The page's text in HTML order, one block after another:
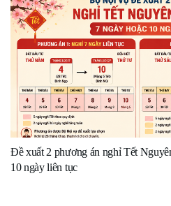
Đề xuất 2 phương án nghỉ Tết
10 ngày liên tục